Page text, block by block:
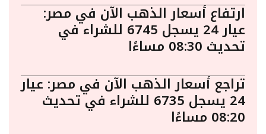
ارتفاع أسعار الذهب الآن في مصر:
عيار 24 يسجل 6745 للشراء في
تحديث 08:30 مساءًا
تراجع أسعار الذهب الآن في مصر: عيار
24 يسجل 6735 للشراء في تحديث
08:20 مساءًا